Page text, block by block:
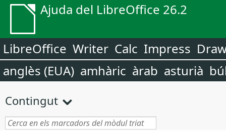
Ajuda del LibreOffice 26.2
LibreOffice Writer Calc Impress
anglès (EUA) amhàric àrab asturià
Contingut